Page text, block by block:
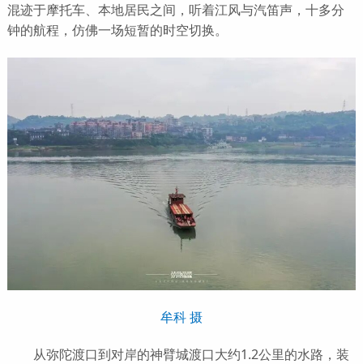
混迹于摩托车、本地居民之间，听着江风与汽笛声，十多分
钟的航程，仿佛一场短暂的时空切换。
牟科 摄
从弥陀渡口到对岸的神臂城渡口大约1.2公里的水路，装